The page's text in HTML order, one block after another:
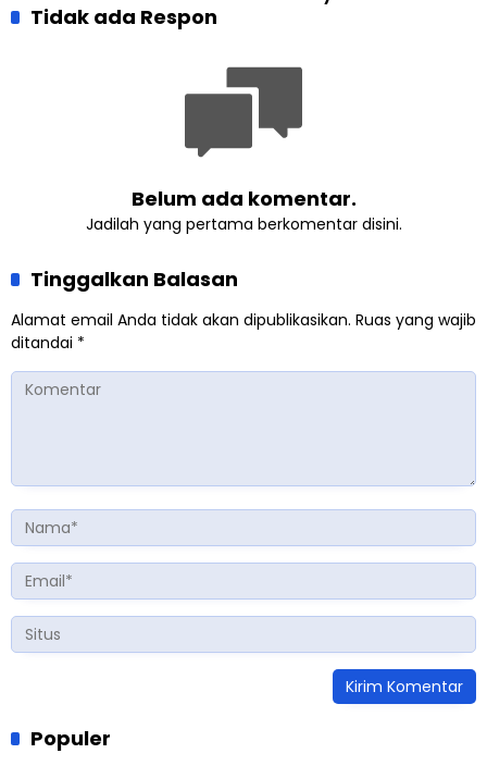
Khalifah Muslim
Tidak ada Respon
Belum ada komentar.
Jadilah yang pertama berkomentar disini.
Tinggalkan Balasan
Alamat email Anda tidak akan dipublikasikan. Ruas yang wajib
ditandai *
Populer